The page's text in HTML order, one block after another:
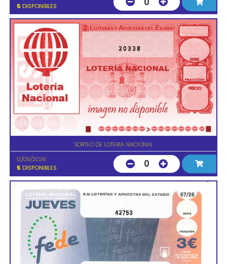
5 DISPONIBLES
20338
SORTEO DE LOTERIA NACIONAL
12/09/2026
5 DISPONIBLES 0
42753